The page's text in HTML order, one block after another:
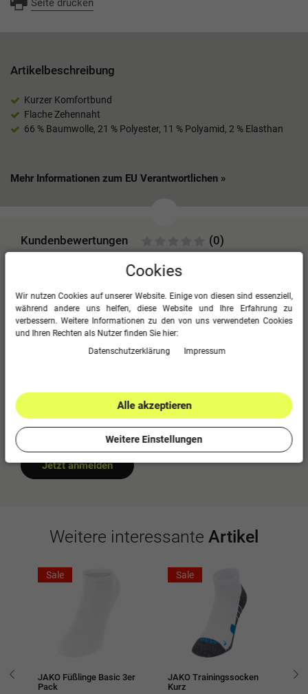
Artikelbeschreibung
Kurzer Komfortbund
Flache Zehennaht
66 % Baumwolle, 21 % Polyester, 11 % Polyamid, 2 % Elasthan
Mehr Informationen zum EU Verantwortlichen »
Kundenbewertungen (0)
Für diesen Artikel erfolgte leider noch keine
5
0
4
0
Bitte logge dich in dein Kundenkonto ein
um eine Bewertung abzugeben.
Jetzt anmelden
Weitere interessante Artikel
Sale
JAKO Füßlinge Basic 3er
Pack
Sale
JAKO Trainingssocken
Kurz
Cookies
Wir nutzen Cookies auf unserer Website. Einige von diesen sind essenziell,
während andere uns helfen, diese Website und Ihre Erfahrung zu
verbessern. Weitere Informationen zu den von uns verwendeten Cookies
und Ihren Rechten als Nutzer finden Sie hier:
Daten­schutz­erklärung
Impressum
Alle akzeptieren
Weitere Einstellungen